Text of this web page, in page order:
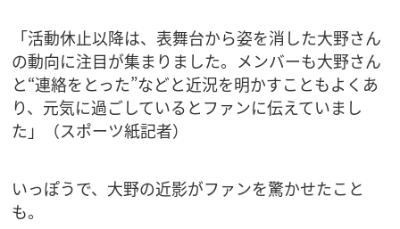
「活動休止以降は、表舞台から姿を消した大野さん
の動向に注目が集まりました。メンバーも大野さん
と“連絡をとった”などと近況を明かすこともよくあ
り、元気に過ごしているとファンに伝えていまし
た」（スポーツ紙記者）
いっぽうで、大野の近影がファンを驚かせたこと
も。